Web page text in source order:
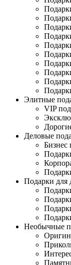
Элитные
VIP
Деловые
Бизнес
Подарки для
Необычные